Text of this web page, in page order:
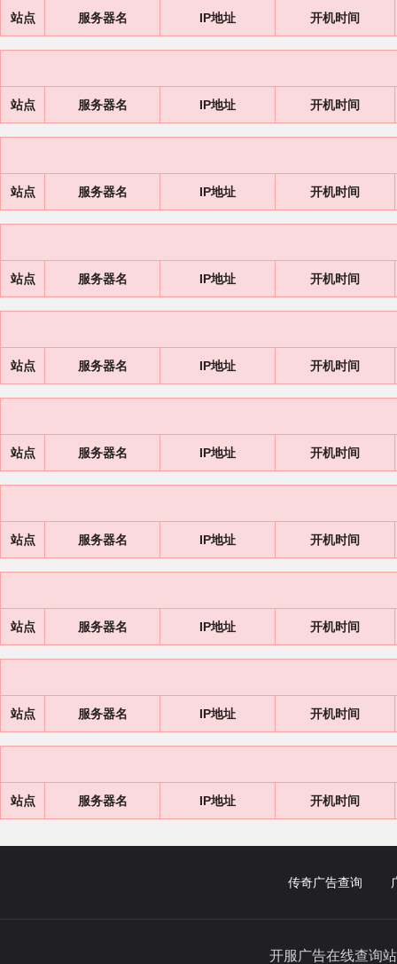
站点 服务器名 IP地址 开机时间
站点 服务器名 IP地址 开机时间
站点 服务器名 IP地址 开机时间
站点 服务器名 IP地址 开机时间
站点 服务器名 IP地址 开机时间
站点 服务器名 IP地址 开机时间
站点 服务器名 IP地址 开机时间
站点 服务器名 IP地址 开机时间
站点 服务器名 IP地址 开机时间
站点 服务器名 IP地址 开机时间
传奇广告查询
开服广告在线查